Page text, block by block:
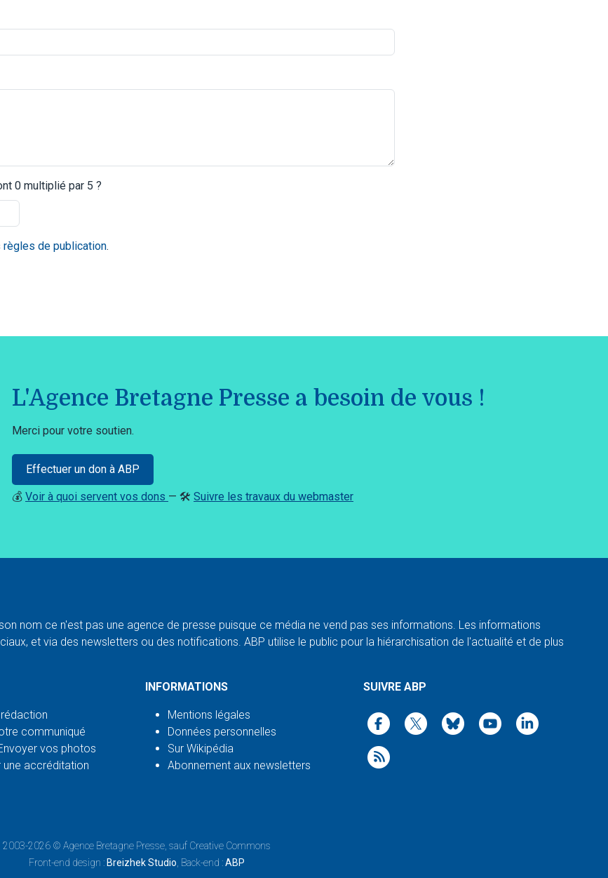
0 multiplié par 5 ?
règles de publication.
L'Agence Bretagne Presse a besoin de vous !
Merci pour votre soutien.
Effectuer un don à ABP
💰 Voir à quoi servent vos dons — 🛠️ Suivre les travaux du webmaster
nom ce n'est pas une agence de presse puisque ce média ne vend pas ses informations. Les informations
et via des newsletters ou des notifications. ABP utilise le public pour la hiérarchisation de l'actualité et de plus
communiqué
vos photos
une accréditation
INFORMATIONS
Mentions légales
Données personnelles
Sur Wikipédia
Abonnement aux newsletters
SUIVRE ABP
2003-2026 © Agence Bretagne Presse , sauf Creative Commons
Front-end design : Breizhek Studio , Back-end :ABP